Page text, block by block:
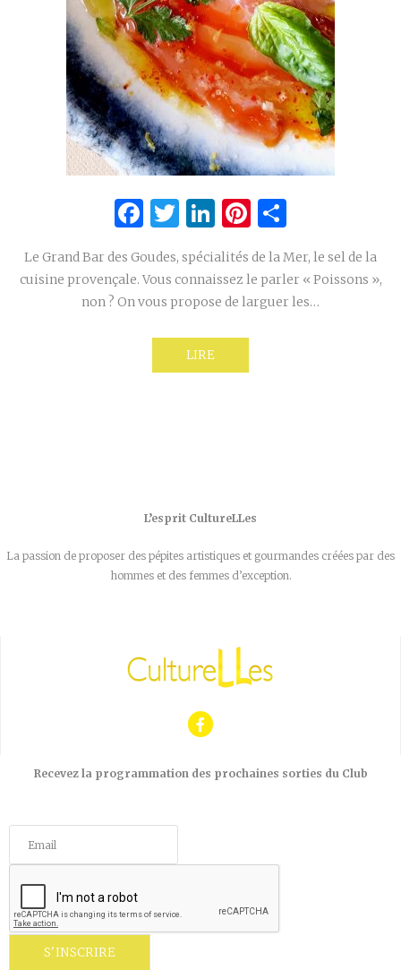
Facebook
Twitter
LinkedIn
Pinterest
Le Grand Bar des Goudes, spécialités de la Mer, le sel de la
cuisine provençale. Vous connaissez le parler « Poissons »,
non ? On vous propose de larguer les…
LIRE
L’esprit CultureLLes
La passion de proposer des pépites artistiques et gourmandes créées par des
hommes et des femmes d’exception.
Recevez la programmation des prochaines sorties du Club